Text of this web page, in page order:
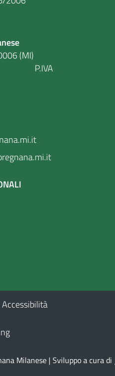
(MI)
P.IVA
Accessibilità
Milanese | Sviluppo a cura di